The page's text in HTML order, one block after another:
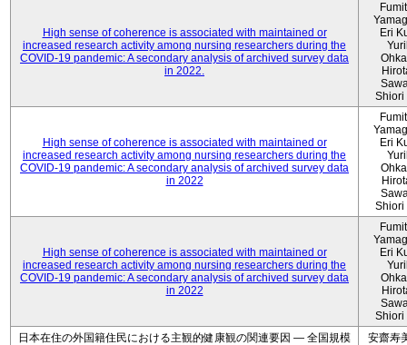
High sense of coherence is associated with maintained or
increased research activity among nursing researchers during the
COVID-19 pandemic: A secondary analysis of archived survey data
in 2022.
Eri
Shiori
High sense of coherence is associated with maintained or
increased research activity among nursing researchers during the
COVID-19 pandemic: A secondary analysis of archived survey data
in 2022
Eri
Shiori
High sense of coherence is associated with maintained or
increased research activity among nursing researchers during the
COVID-19 pandemic: A secondary analysis of archived survey data
in 2022
Eri
Shiori
日本在住の外国籍住民における主観的健康観の関連要因 ― 全国規模
安齋寿